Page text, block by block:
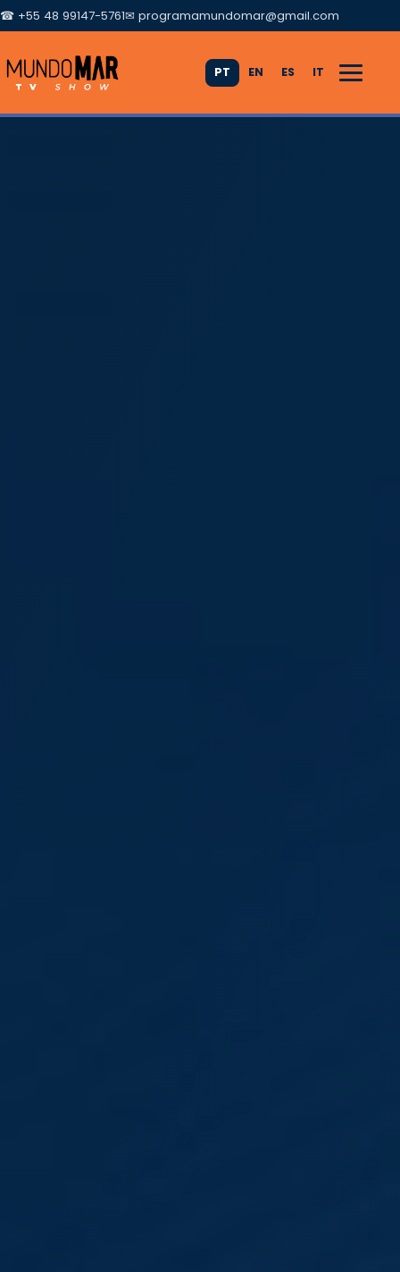
☎ +55 48 99147-5761✉ programamundomar@gmail.com
PT EN ES IT